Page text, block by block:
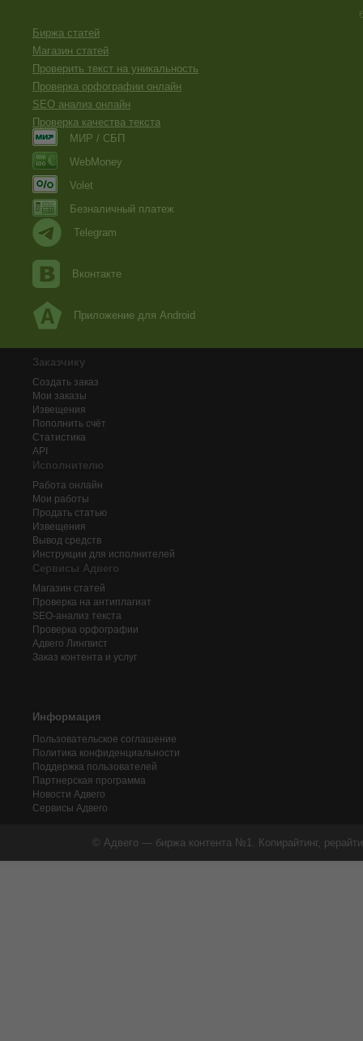
Биржа статей
Магазин статей
Проверить текст на уникальность
Проверка орфографии онлайн
SEO анализ онлайн
Проверка качества текста
МИР / СБП
WebMoney
Volet
Безналичный платеж
Telegram
Вконтакте
Приложение для Android
Заказчику
Создать заказ
Мои заказы
Извещения
Пополнить счёт
Статистика
API
Исполнителю
Работа онлайн
Мои работы
Продать статью
Извещения
Вывод средств
Инструкции для исполнителей
Сервисы Адвего
Магазин статей
Проверка на антиплагиат
SEO-анализ текста
Проверка орфографии
Адвего Лингвист
Заказ контента и услуг
Информация
Пользовательское соглашение
Политика конфиденциальности
Поддержка пользователей
Партнерская программа
Новости Адвего
Сервисы Адвего
© Адвего — биржа контента №1. Копирайтинг,